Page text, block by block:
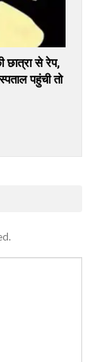
छात्रा से रेप,
पहुंची तो